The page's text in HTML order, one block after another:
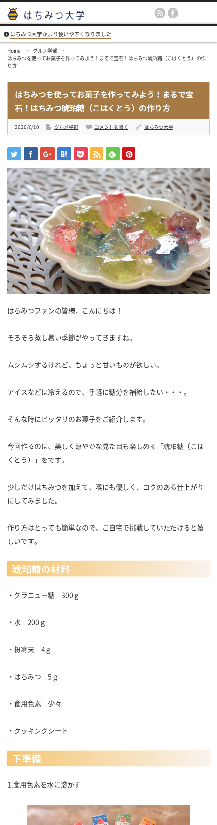
はちみつ大学がより使いやすくなりました
Home
グルメ学部
はちみつを使ってお菓子を作ってみよう！まるで宝石！はちみつ琥珀糖（こはくとう）の作
り方
はちみつを使ってお菓子を作ってみよう！まるで宝
石！はちみつ琥珀糖（こはくとう）の作り方
2020/6/10 グルメ学部 コメントを書く はちみつ大学
はちみつファンの皆様、こんにちは！
そろそろ蒸し暑い季節がやってきますね。
ムシムシするけれど、ちょっと甘いものが欲しい。
アイスなどは冷えるので、手軽に糖分を補給したい・・・。
そんな時にピッタリのお菓子をご紹介します。
今回作るのは、美しく涼やかな見た目も楽しめる「琥珀糖（こは
くとう）」をです。
少しだけはちみつを加えて、喉にも優しく、コクのある仕上がり
にしてみました。
作り方はとっても簡単なので、ご自宅で挑戦していただけると嬉
しいです。
琥珀糖の材料
・グラニュー糖 300ｇ
・水 200ｇ
・粉寒天 4ｇ
・はちみつ 5ｇ
・食用色素 少々
・クッキングシート
下準備
1.食用色素を水に溶かす